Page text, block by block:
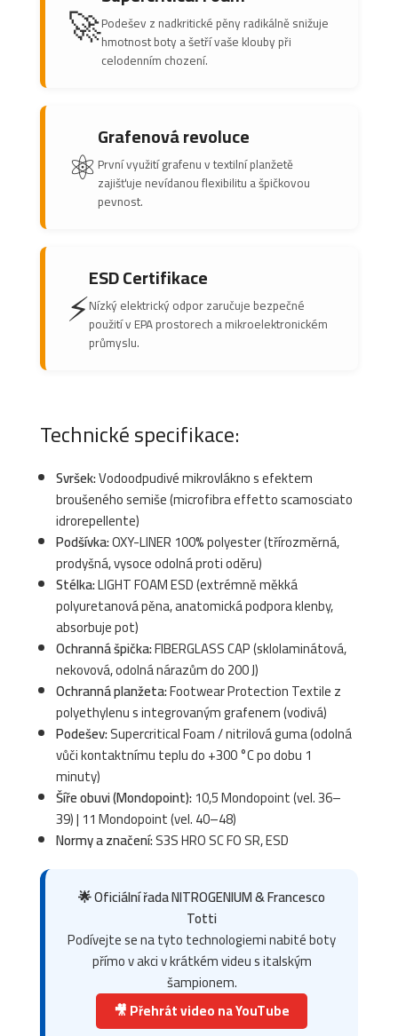
🚀Podešev z nadkritické pěny radikálně snižuje
hmotnost boty a šetří vaše klouby při
celodenním chození.
⚛️Grafenová revoluce
První využití grafenu v textilní planžetě
zajišťuje nevídanou flexibilitu a špičkovou
pevnost.
⚡ESD Certifikace
Nízký elektrický odpor zaručuje bezpečné
použití v EPA prostorech a mikroelektronickém
průmyslu.
Technické specifikace:
Svršek:Vodoodpudivé mikrovlákno s efektem
broušeného semiše (microfibra effetto scamosciato
idrorepellente)
Podšívka:OXY-LINER 100% polyester (třírozměrná,
prodyšná, vysoce odolná proti oděru)
Stélka:LIGHT FOAM ESD (extrémně měkká
polyuretanová pěna, anatomická podpora klenby,
absorbuje pot)
Ochranná špička:FIBERGLASS CAP (sklolaminátová,
nekovová, odolná nárazům do 200 J)
Ochranná planžeta:Footwear Protection Textile z
polyethylenu s integrovaným grafenem (vodivá)
Podešev:Supercritical Foam / nitrilová guma (odolná
vůči kontaktnímu teplu do +300 °C po dobu 1
minuty)
Šíře obuvi (Mondopoint):10,5 Mondopoint (vel. 36–
39) | 11 Mondopoint (vel. 40–48)
Normy a značení:S3S HRO SC FO SR, ESD
🌟 Oficiální řada NITROGENIUM & Francesco
Totti
Podívejte se na tyto technologiemi nabité boty
přímo v akci v krátkém videu s italským
šampionem.
🎥 Přehrát video na YouTube